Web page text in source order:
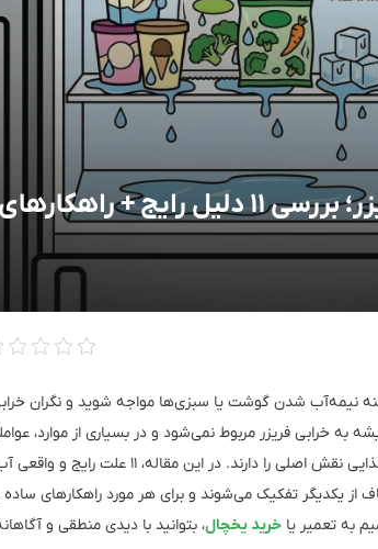
راهکارهای فوری
نیمه‌آب شدن گوشت یا سبزی‌ها مواجه شوید و نگران
خرابی فریزر مربوط نمی‌شود و در بسیاری از موارد،
نحوه استفاده از دستگاه یا شیوه نگهداری مواد غذایی
یکدیگر تفکیک می‌شوند و برای هر مورد راهکارهای ساده و
به تعمیر یا خرید یخچال، بتوانید با دیدی منطقی و